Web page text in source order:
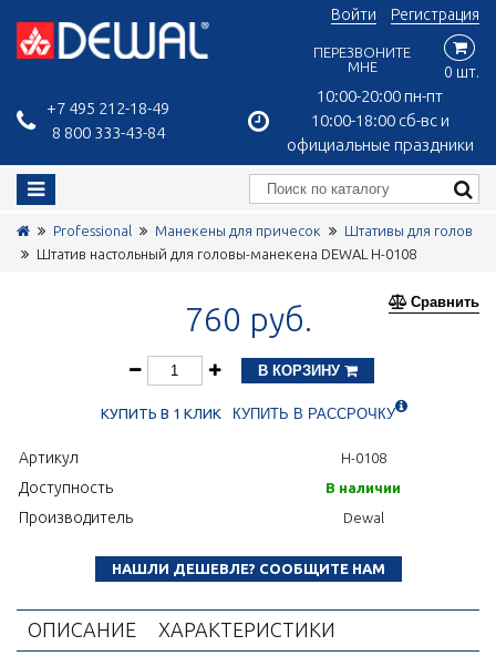
+7 495 212-18-49
8 800 333-43-84
10:00-20:00 пн-пт
10:00-18:00 сб-вс и
официальные праздники
Войти Регистрация
ПЕРЕЗВОНИТЕ
МНЕ
0 шт.
Professional Манекены для причесок
Штативы для голов
Штатив настольный для головы-манекена DEWAL H-0108
Сравнить
760 руб.
В КОРЗИНУ
КУПИТЬ В 1 КЛИК КУПИТЬ В РАССРОЧКУ
Артикул H-0108
Доступность В наличии
Производитель Dewal
НАШЛИ ДЕШЕВЛЕ? СООБЩИТЕ НАМ
ОПИСАНИЕ ХАРАКТЕРИСТИКИ